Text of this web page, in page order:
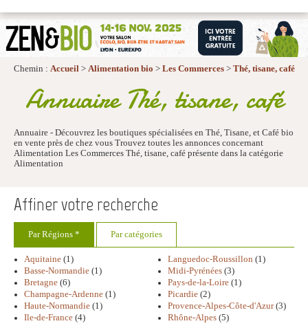
Chemin : Accueil> Alimentation bio > Les Commerces> Thé, tisane, café
Annuaire Thé, tisane, café
Annuaire - Découvrez les boutiques spécialisées en Thé, Tisane, et Café bio
en vente près de chez vous Trouvez toutes les annonces concernant
Alimentation Les Commerces Thé, tisane, café présente dans la catégorie
Alimentation
Affiner votre recherche
Par Régions * Par catégories
Aquitaine (1)
Basse-Normandie (1)
Bretagne (6)
Champagne-Ardenne (1)
Haute-Normandie (1)
Ile-de-France (4)
Languedoc-Roussillon (1)
Midi-Pyrénées (3)
Pays-de-la-Loire (1)
Picardie (2)
Provence-Alpes-Côte-d'Azur(3)
Rhône-Alpes (5)